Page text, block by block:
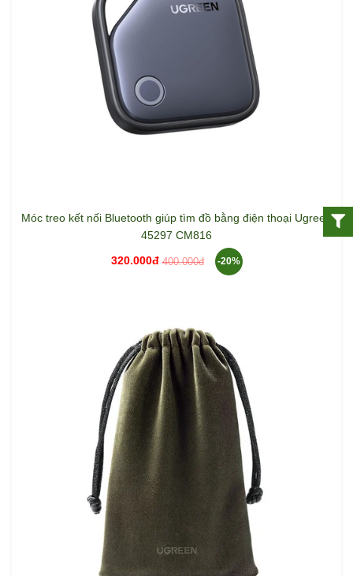
Móc treo kết nối Bluetooth giúp tìm đồ bằng điện thoại Ugreen
45297 CM816
320.000đ 400.000đ -20%